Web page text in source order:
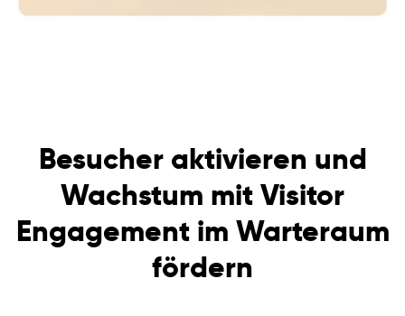
Besucher aktivieren und
Wachstum mit Visitor
Engagement im Warteraum
fördern